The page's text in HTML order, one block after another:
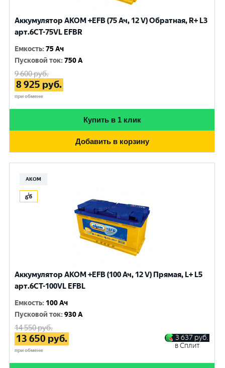
Аккумулятор AKOM +EFB (75 Ач, 12 V) Обратная, R+ L3
арт.6СТ-75VL EFBR
Емкость:75 Ач
Пусковой ток:750 A
9 600руб.
8 925 руб.
при обмене
Купить в 1 клик
Добавить в корзину
АКОМ
Аккумулятор AKOM +EFB (100 Ач, 12 V) Прямая, L+ L5
арт.6СТ-100VL EFBL
Емкость: 100 Ач
Пусковой ток:930 A
14 550руб.
13 650 руб.
при обмене
3 637 руб.
в Сплит